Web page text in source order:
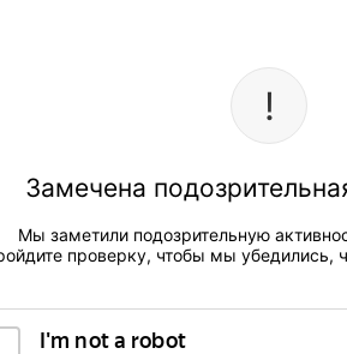
Замечена
Мы заметили подозрительную
проверку, чтобы мы убедились,